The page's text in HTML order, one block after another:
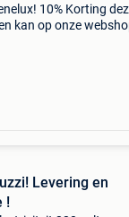
10% Korting
kan op onze
Levering en
!